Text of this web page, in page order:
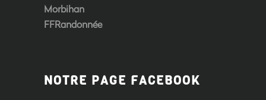
Morbihan
FFRandonnée
NOTRE PAGE FACEBOOK